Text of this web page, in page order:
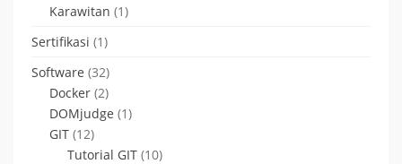
Karawitan (1)
Sertifikasi (1)
Software (32)
Docker (2)
DOMjudge (1)
GIT (12)
Tutorial GIT (10)